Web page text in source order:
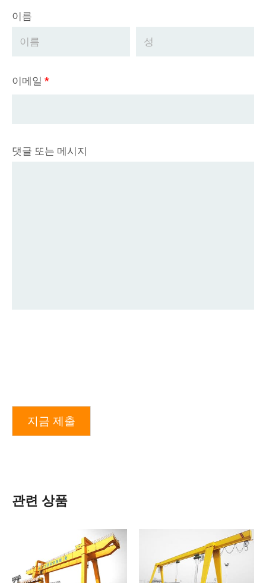
이름
이메일 *
댓글 또는 메시지
지금 제출
관련 상품